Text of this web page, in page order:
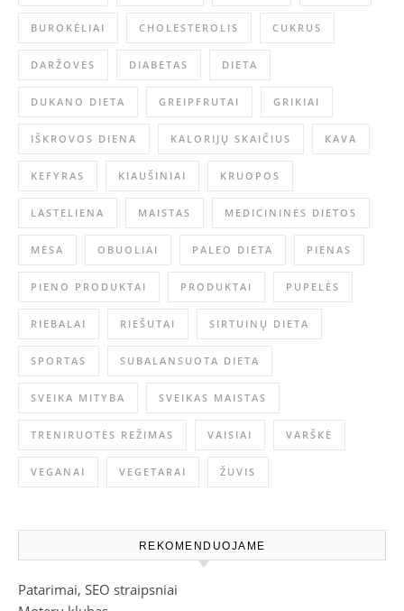
BUROKĖLIAI CHOLESTEROLIS CUKRUS
DARŽOVĖS DIABETAS DIETA
DUKANO DIETA GREIPFRUTAI GRIKIAI
IŠKROVOS DIENA KALORIJŲ SKAIČIUS KAVA
KEFYRAS KIAUŠINIAI KRUOPOS
LASTELIENA MAISTAS MEDICININĖS DIETOS
MĖSA OBUOLIAI PALEO DIETA PIENAS
PIENO PRODUKTAI PRODUKTAI PUPELĖS
RIEBALAI RIEŠUTAI SIRTUINŲ DIETA
SPORTAS SUBALANSUOTA DIETA
SVEIKA MITYBA SVEIKAS MAISTAS
TRENIRUOTĖS REŽIMAS VAISIAI VARŠKĖ
VEGANAI VEGETARAI ŽUVIS
REKOMENDUOJAME
Patarimai, SEO straipsniai